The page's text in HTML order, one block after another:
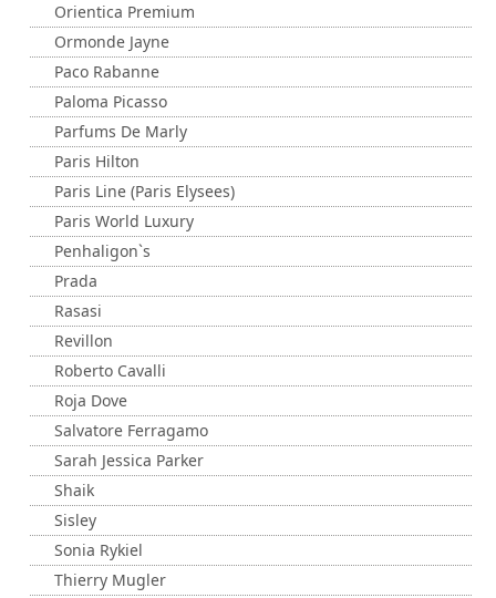
Orientica Premium
Ormonde Jayne
Paco Rabanne
Paloma Picasso
Parfums De Marly
Paris Hilton
Paris Line (Paris Elysees)
Paris World Luxury
Penhaligon`s
Prada
Rasasi
Revillon
Roberto Cavalli
Roja Dove
Salvatore Ferragamo
Sarah Jessica Parker
Shaik
Sisley
Sonia Rykiel
Thierry Mugler